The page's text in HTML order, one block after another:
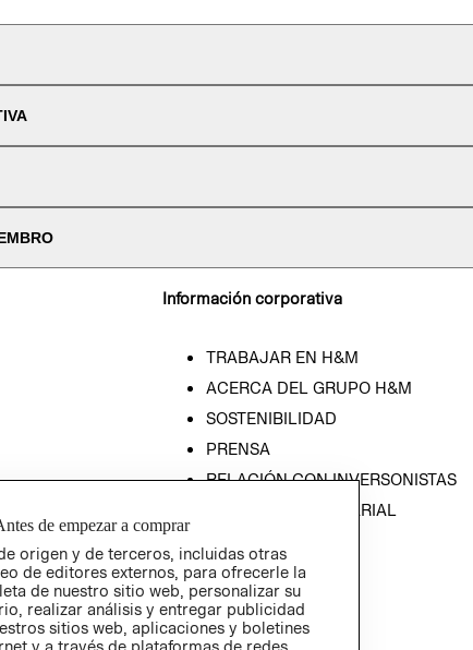
Información corporativa
TRABAJAR EN H&M
ACERCA DEL GRUPO H&M
SOSTENIBILIDAD
PRENSA
RELACIÓN CON INVERSONISTAS
POLÍTICA EMPRESARIAL
de empezar a comprar
origen y de terceros, incluidas otras
de editores externos, para ofrecerle la
de nuestro sitio web, personalizar su
realizar análisis y entregar publicidad
sitios web, aplicaciones y boletines
y a través de plataformas de redes